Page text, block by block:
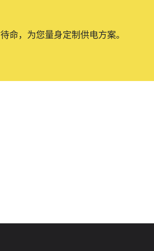
命，为您量身定制供电方案。